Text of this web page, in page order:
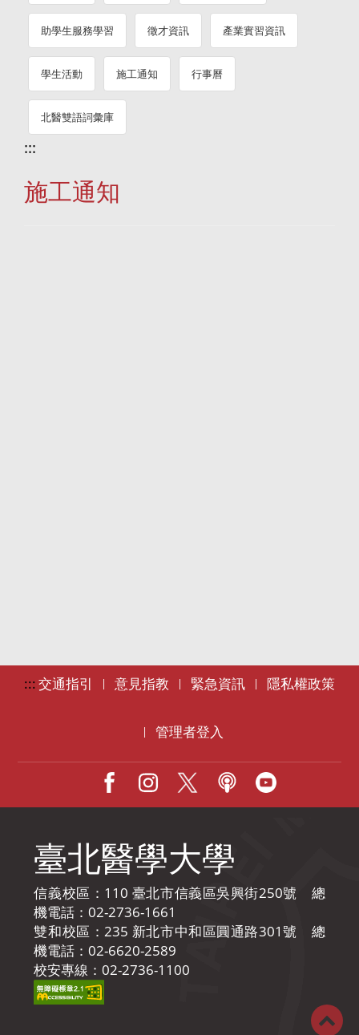
助學生服務學習 徵才資訊 產業實習資訊
學生活動 施工通知 行事曆
北醫雙語詞彙庫
:::
施工通知
:::交通指引 | 意見指教 | 緊急資訊 | 隱私權政策
| 管理者登入
Facebook Podcast
臺北醫學大學
信義校區：110 臺北市信義區吳興街250號 總
機電話：02-2736-1661
雙和校區：235 新北市中和區圓通路301號 總
機電話：02-6620-2589
校安專線：02-2736-1100